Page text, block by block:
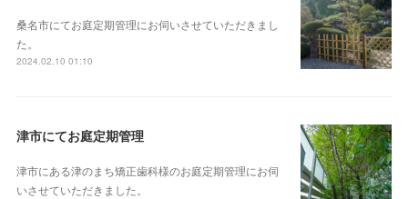
桑名市にてお庭定期管理にお伺いさせていただきまし
た。
2024.02.10 01:10
津市にてお庭定期管理
津市にある津のまち矯正歯科様のお庭定期管理にお伺
いさせていただきました。